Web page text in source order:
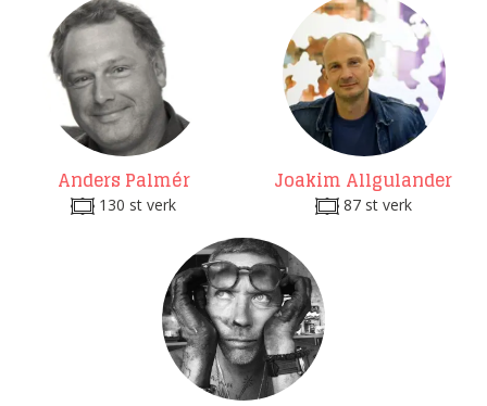
Anders Palmér
130 st verk
Joakim Allgulander
87 st verk